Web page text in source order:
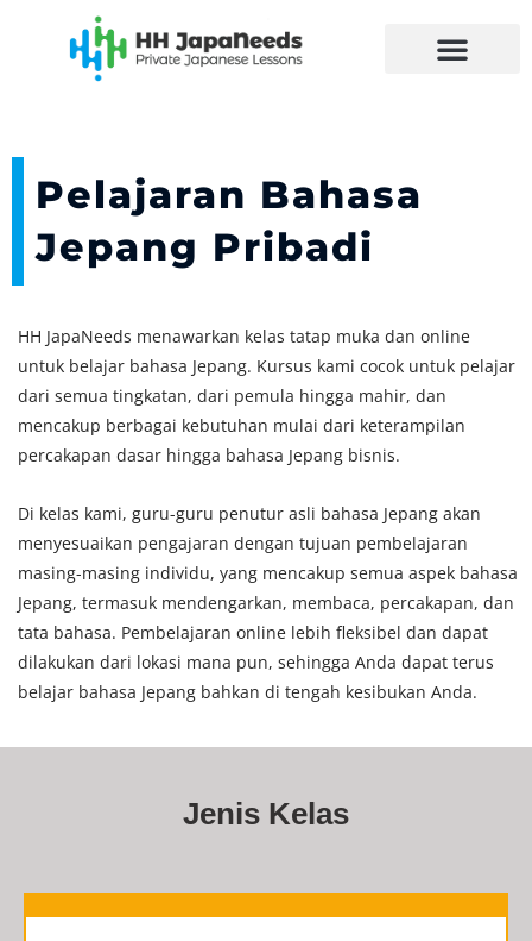
Pelajaran Bahasa
Jepang Pribadi
HH JapaNeeds menawarkan kelas tatap muka dan online
untuk belajar bahasa Jepang. Kursus kami cocok untuk pelajar
dari semua tingkatan, dari pemula hingga mahir, dan
mencakup berbagai kebutuhan mulai dari keterampilan
percakapan dasar hingga bahasa Jepang bisnis.
Di kelas kami, guru-guru penutur asli bahasa Jepang akan
menyesuaikan pengajaran dengan tujuan pembelajaran
masing-masing individu, yang mencakup semua aspek bahasa
Jepang, termasuk mendengarkan, membaca, percakapan, dan
tata bahasa. Pembelajaran online lebih fleksibel dan dapat
dilakukan dari lokasi mana pun, sehingga Anda dapat terus
belajar bahasa Jepang bahkan di tengah kesibukan Anda.
Jenis Kelas